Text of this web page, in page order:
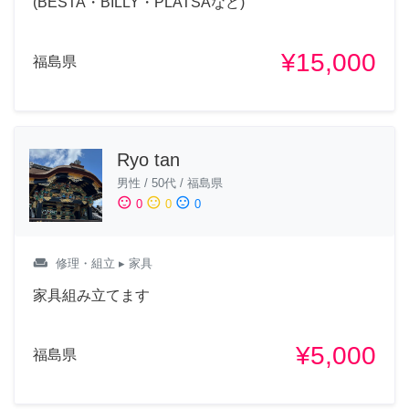
福島県 ¥15,000
Ryo tan
男性 / 50代 / 福島県
sentiment_satisfied 0 sentiment_neutral 0 sentiment_dissatisfied 0
weekend 修理・組立 ▸ 家具
家具組み立てます
福島県 ¥5,000